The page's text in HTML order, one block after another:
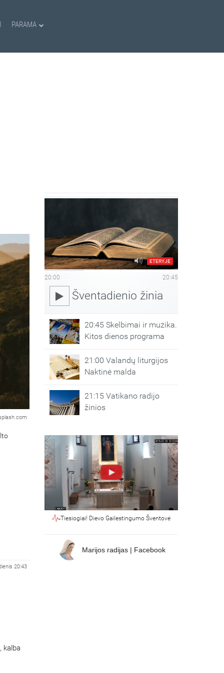
PARAMA
20:43
kalba
ETERYJE
20:00 20:45
Šventadienio žinia
20:45 Skelbimai ir muzika.
Kitos dienos programa
21:00 Valandų liturgijos
Naktinė malda
21:15 Vatikano radijo
žinios
Tiesiogiai! Dievo Gailestingumo Šventovė
Marijos radijas | Facebook